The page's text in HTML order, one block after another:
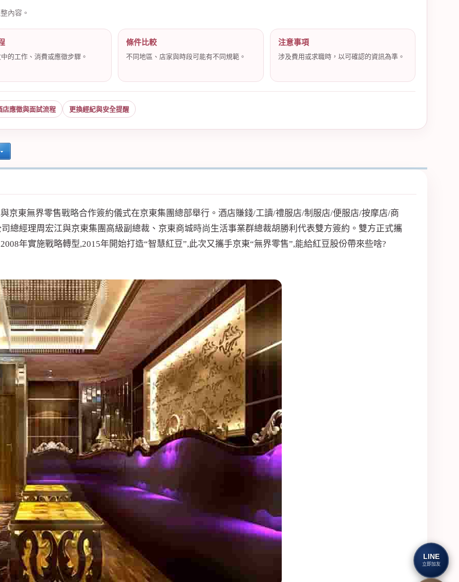
內容。
的工作、消費或應徵步驟。
條件比較
不同地區、店家與時段可能有不同規範。
注意事項
涉及費用或求職時，以可確認的資訊為準。
店應徵與面試流程 更換經紀與安全提醒
京東無界零售戰略合作簽約儀式在京東集團總部舉行。酒店賺錢/工讀/禮服店/制服店/便服店/按摩店/商
總經理周宏江與京東集團高級副總裁、京東商城時尚生活事業群總裁胡勝利代表雙方簽約。雙方正式攜
年實施戰略轉型,2015年開始打造“智慧紅豆”,此次又攜手京東“無界零售”,能給紅豆股份帶來些啥?
LINE
立即加友